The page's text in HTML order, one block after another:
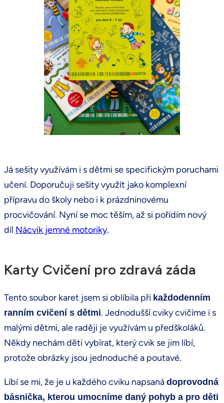
Já sešity využívám i s dětmi se specifickým poruchami
učení. Doporučuji sešity využít jako komplexní
přípravu do školy nebo i k prázdninovému
procvičování. Nyní se moc těším, až si pořídím nový
díl Nácvik jemné motoriky.
Karty Cvičení pro zdravá záda
Tento soubor karet jsem si oblíbila při každodenním
ranním cvičení s dětmi. Jednodušší cviky cvičíme i s
malými dětmi, ale raději je využívám u předškoláků.
Někdy nechám děti vybírat, který cvik se jim líbí,
protože obrázky jsou jednoduché a poutavé.
Líbí se mi, že je u každého cviku napsaná doprovodná
básnička, kterou umocníme daný pohyb a pro děti